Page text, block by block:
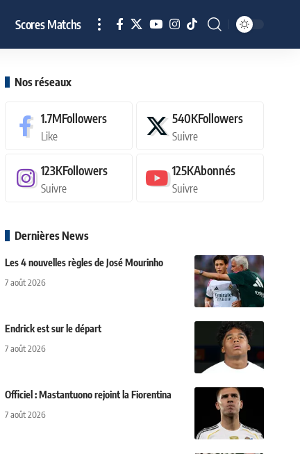
Scores Matchs
Nos réseaux
1.7MFollowers
Like
540KFollowers
Suivre
123KFollowers
Suivre
125KAbonnés
Suivre
Dernières News
Les 4 nouvelles règles de José Mourinho
7 août 2026
Endrick est sur le départ
7 août 2026
Officiel : Mastantuono rejoint la Fiorentina
7 août 2026